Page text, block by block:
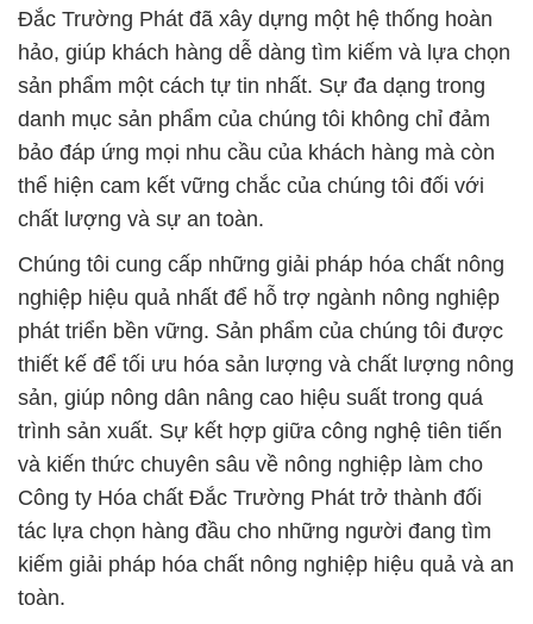
toàn.
Với cam kết không ngừng nỗ lực và không ngừng
cải tiến, chúng tôi mong muốn đồng hành cùng
khách hàng trong hành trình phát triển và thành
công của họ trong ngành công nghiệp hóa chất.
# Nơi chuyên bán ▲ phân phối Đồng Sunfate _
Granulated Copper Sulfate 24.5% Việt Nam
# Cty chuyên cung cấp ← kinh doanh Đồng Sunfate
_ Granulated Copper Sulfate 24.5% Việt Nam
# Công ty chuyên cung cấp = kinh doanh Đồng
Sunfate _ Granulated Copper Sulfate 24.5% Việt
Nam
# Địa chỉ kinh doanh µ bán Đồng Sunfate _
Granulated Copper Sulfate 24.5% Việt Nam
# Cty bán — cung ứng Đồng Sunfate _ Granulated
Copper Sulfate 24.5% Việt Nam
# Đơn vị chuyên kinh doanh φ phân phối Đồng
Sunfate _ Granulated Copper Sulfate 24.5% Việt